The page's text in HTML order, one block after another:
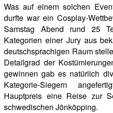
Was auf einem solchen
durfte war ein Cosplay-
Samstag Abend rund 25
Kategorien einer Jury aus
deutschsprachigen Raum
Detailgrad der
gewinnen gab es natürlich
Kategorie-Siegern
Hauptpreis eine Reise zur
schwedischen Jönköpping.